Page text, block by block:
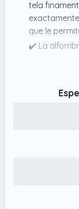
tela
que le
✔️ La
Gracias a
Titanwolf
atrás, sino
incluso en
✔️ La